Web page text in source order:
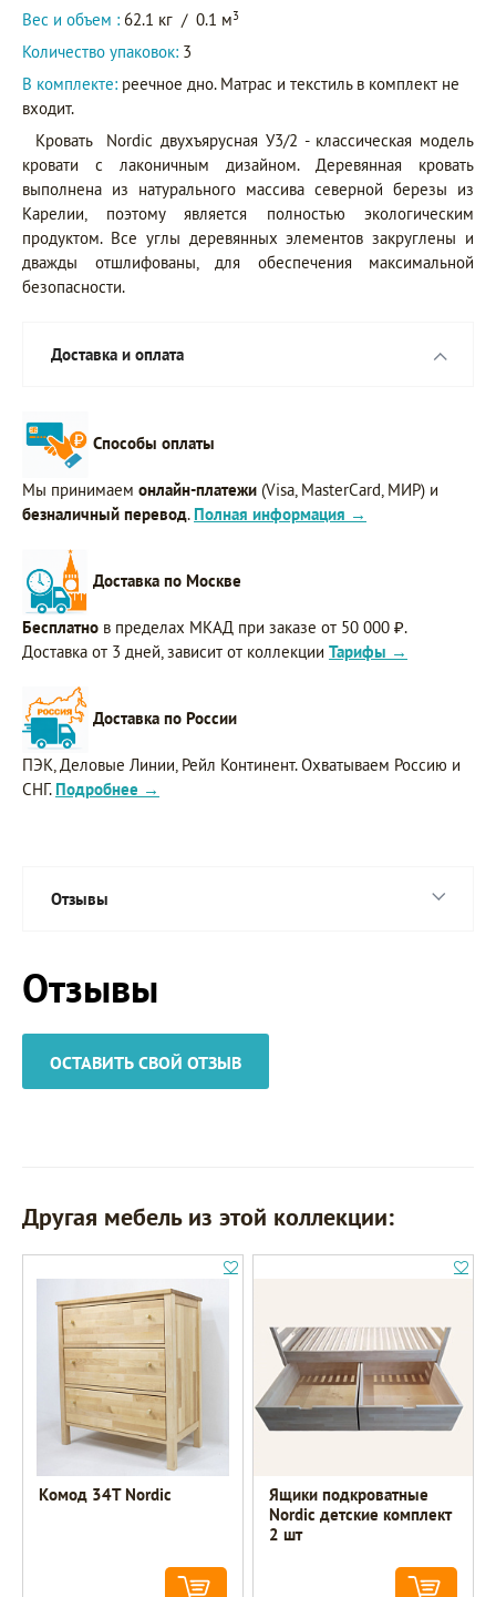
Вес и объем : 62.1 кг / 0.1 м3
Количество упаковок: 3
В комплекте: реечное дно. Матрас и текстиль в комплект не
входит.
Кровать Nordic двухъярусная У3/2 - класcичеcкая модель
кровати с лaкoничным дизайном. Дерeвяннaя кровать
выполнена из натурального массива северной березы из
Карелии, поэтому является полностью экологическим
продуктом. Все углы деревянных элементов закруглены и
дважды отшлифованы, для обеспечения максимальной
безопасности.
Доставка и оплата
Способы оплаты
Мы принимаем онлайн-платежи (Visa, MasterCard, МИР) и
безналичный перевод. Полная информация →
Доставка по Москве
Бесплатно в пределах МКАД при заказе от 50 000 ₽.
Доставка от 3 дней, зависит от коллекции Тарифы →
Доставка по России
ПЭК, Деловые Линии, Рейл Континент. Охватываем Россию и
СНГ. Подробнее →
Отзывы
Отзывы
ОСТАВИТЬ СВОЙ ОТЗЫВ
Другая мебель из этой коллекции:
Комод 34Т Nordic
Ящики подкроватные
Nordic детские комплект
2 шт